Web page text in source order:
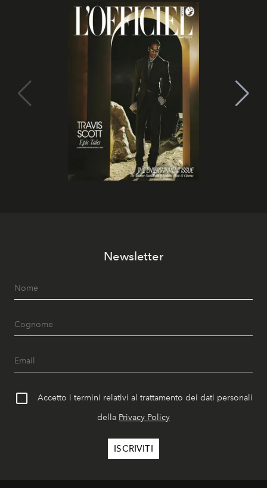
Newsletter
Accetto i termini relativi al trattamento dei dati personali
della Privacy Policy